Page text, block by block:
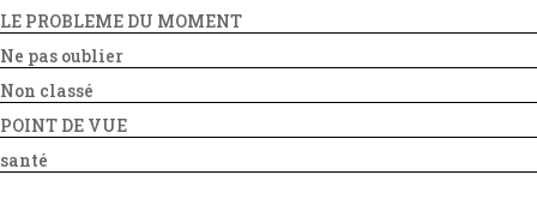
LE PROBLEME DU MOMENT
Ne pas oublier
Non classé
POINT DE VUE
santé